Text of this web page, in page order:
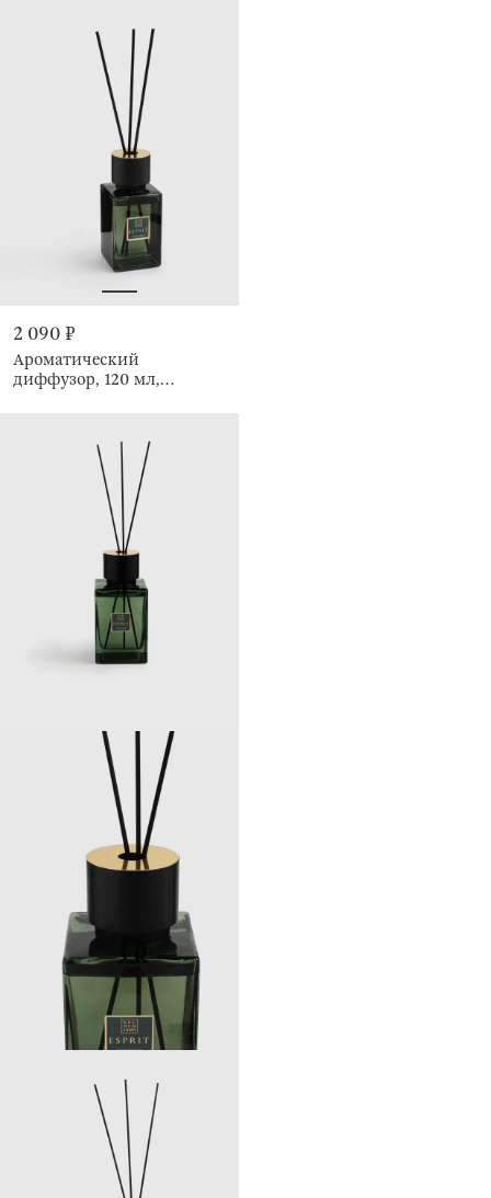
2 090 ₽
Ароматический
диффузор, 120 мл,